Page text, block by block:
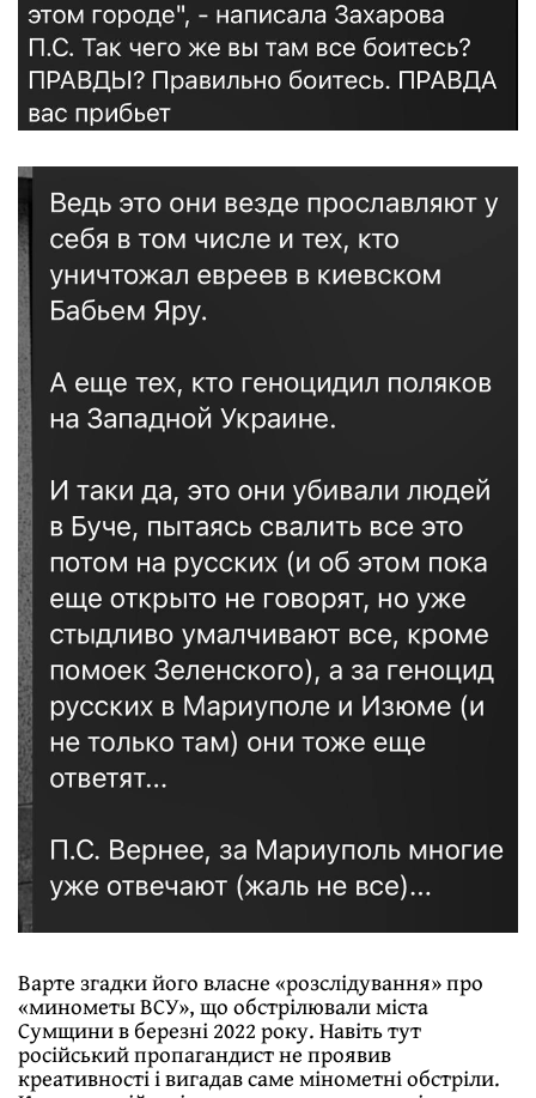
Варте згадки його власне «розслідування» про
«минометы ВСУ», що обстрілювали міста
Сумщини в березні 2022 року. Навіть тут
російський пропагандист не проявив
креативності і вигадав саме мінометні обстріли.